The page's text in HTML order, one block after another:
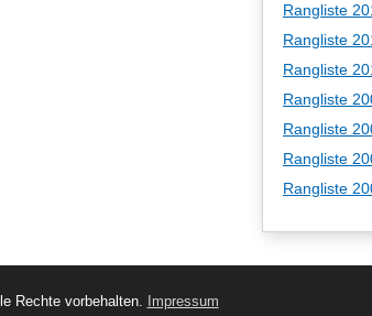
Rangliste
Rangliste
Rangliste
Rangliste
Rangliste
Rangliste
Rangliste
Rechte vorbehalten. Impressum